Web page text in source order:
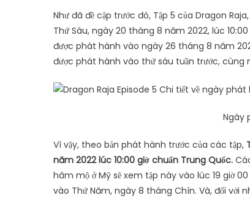
Như đã đề cập trước đó, Tập 5 của Dragon
Thứ Sáu, ngày 20 tháng 8 năm 2022, lúc
được phát hành vào ngày 26 tháng 8 năm
được phát hành vào thứ sáu tuần trước, cùng
Ngày
Vì vậy, theo bản phát hành trước của các tập,
năm 2022 lúc 10:00 giờ chuẩn Trung Quốc.
hâm mộ ở Mỹ sẽ xem tập này vào lúc 19 giờ
vào Thứ Năm, ngày 8 tháng Chín. Và, đối với